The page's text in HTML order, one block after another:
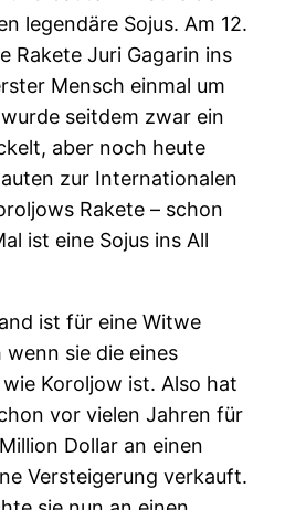
legendäre Sojus. Am 12.
Rakete Juri Gagarin ins
Mensch einmal um
seitdem zwar ein
aber noch heute
zur Internationalen
Rakete – schon
ist eine Sojus ins All
ist für eine Witwe
sie die eines
Koroljow ist. Also hat
vor vielen Jahren für
Dollar an einen
Versteigerung verkauft.